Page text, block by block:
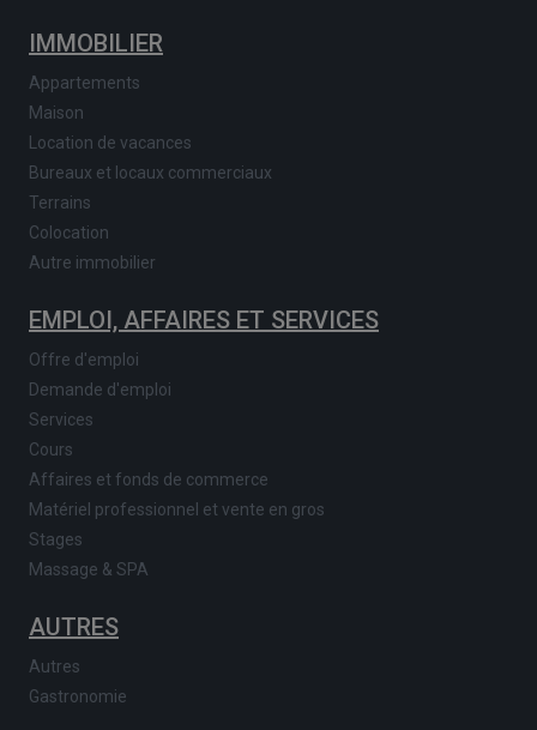
IMMOBILIER
Appartements
Maison
Location de vacances
Bureaux et locaux commerciaux
Terrains
Colocation
Autre immobilier
EMPLOI, AFFAIRES ET SERVICES
Offre d'emploi
Demande d'emploi
Services
Cours
Affaires et fonds de commerce
Matériel professionnel et vente en gros
Stages
Massage & SPA
AUTRES
Autres
Gastronomie